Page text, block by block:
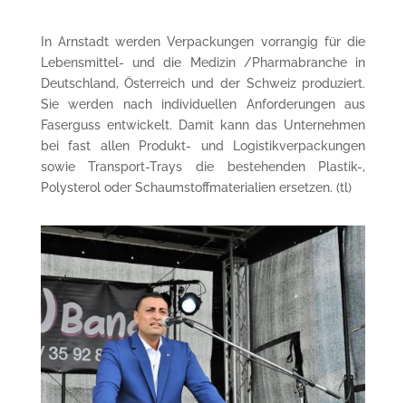
In Arnstadt werden Verpackungen vorrangig für die
Lebensmittel- und die Medizin /Pharmabranche in
Deutschland, Österreich und der Schweiz produziert.
Sie werden nach individuellen Anforderungen aus
Faserguss entwickelt. Damit kann das Unternehmen
bei fast allen Produkt- und Logistikverpackungen
sowie Transport-Trays die bestehenden Plastik-,
Polysterol oder Schaumstoffmaterialien ersetzen. (tl)